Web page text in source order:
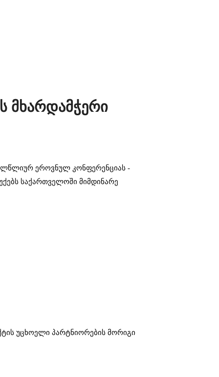
მხარდამჭერი
ეროვნულ კონფერენციას -
საქართველოში მიმდინარე
უცხოელი პარტნიორების მორიგი